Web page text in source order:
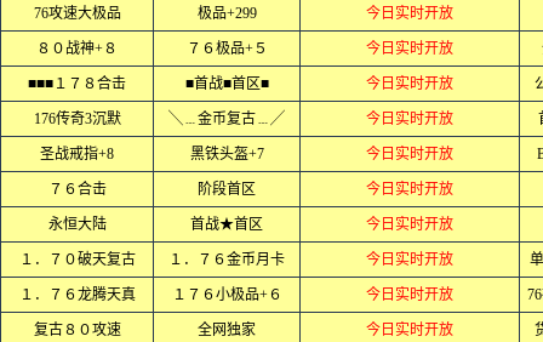
76攻速大极品 极品+299 今日实时开放
８０战神+８ ７６极品+５ 今日实时开放
■■■１７８合击 ■首战■首区■ 今日实时开放
176传奇3沉默 ╲﹍金币复古﹍╱ 今日实时开放
圣战戒指+8 黑铁头盔+7 今日实时开放
７６合击 阶段首区 今日实时开放
永恒大陆 首战★首区 今日实时开放
１．７０破天复古 １．７６金币月卡 今日实时开放
１．７６龙腾天真 １７６小极品+６ 今日实时开放
复古８０攻速 全网独家 今日实时开放